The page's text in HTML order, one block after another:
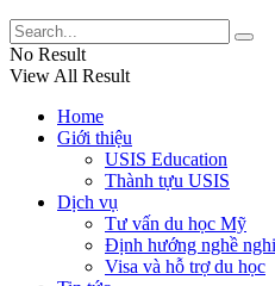
No Result
View All Result
Home
Giới thiệu
USIS Education
Thành tựu USIS
Dịch vụ
Tư vấn du học Mỹ
Định hướng nghề
Visa và hỗ trợ du học